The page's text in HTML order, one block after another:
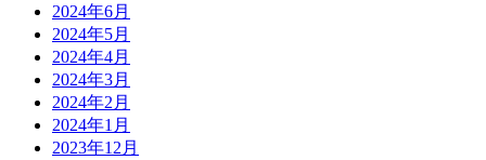
2024年6月
2024年5月
2024年4月
2024年3月
2024年2月
2024年1月
2023年12月